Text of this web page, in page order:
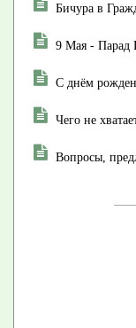
Бичура в
9 Мая - Парад
С днём
Чего не
Вопросы,